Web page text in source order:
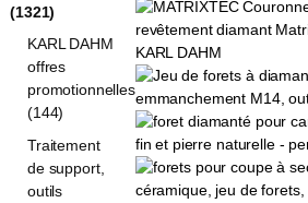
(1321)
KARL DAHM
offres
promotionnelles
(144)
Traitement
de support,
outils